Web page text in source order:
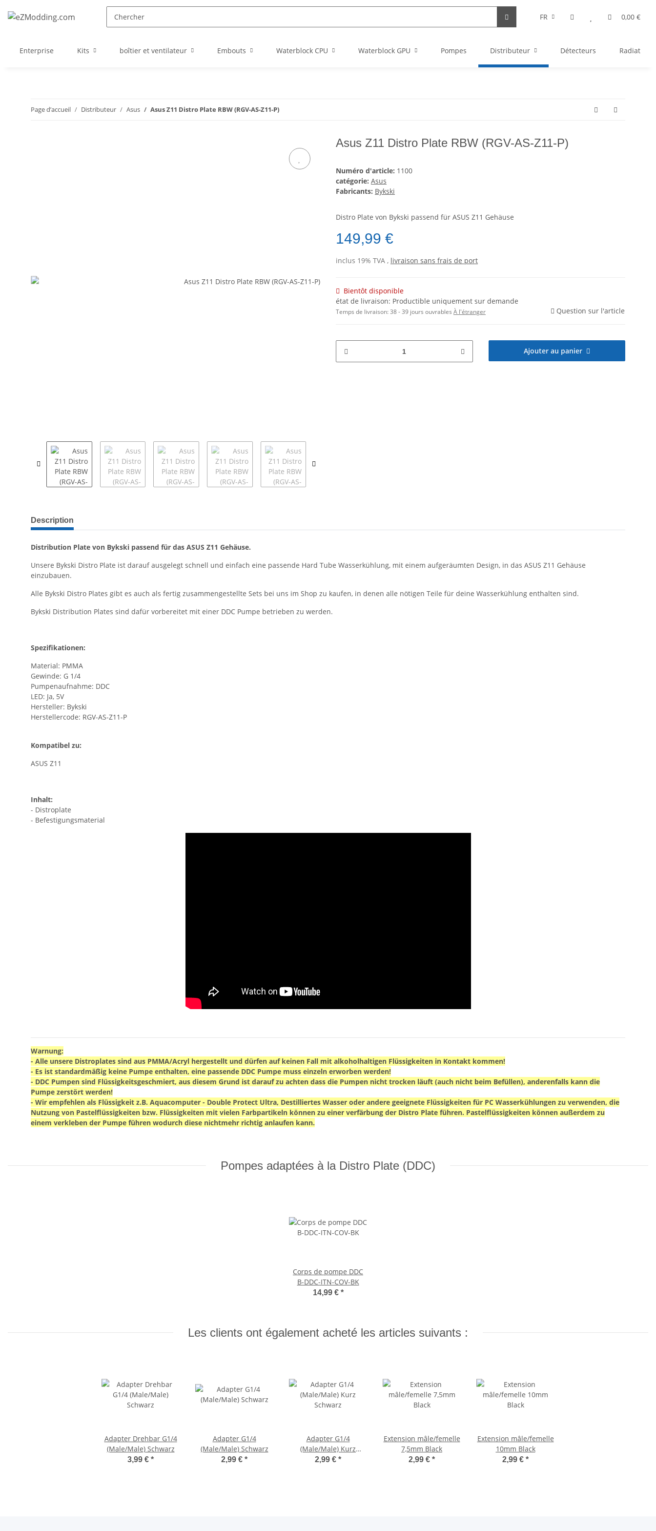
FR 0,00 €
Enterprise Kits boîtier et ventilateur Embouts Waterblock CPU Waterblock GPU Pompes Distributeur Détecteurs Radiateurs
Page d’accueil Distributeur Asus Asus Z11 Distro Plate RBW (RGV-AS-Z11-P)
Asus Z11 Distro Plate RBW (RGV-AS-Z11-P)
Numéro d'article: 1100
catégorie: Asus
Fabricants: Bykski
Distro Plate von Bykski passend für ASUS Z11 Gehäuse
149,99 €
inclus 19% TVA , livraison sans frais de port
Bientôt disponible
état de livraison: Productible uniquement sur demande
Temps de livraison:38 - 39 jours ouvrables À l'étranger Question sur l'article
Ajouter au panier
Description
Distribution Plate von Bykski passend für das ASUS Z11 Gehäuse.
Unsere Bykski Distro Plate ist darauf ausgelegt schnell und einfach eine passende Hard Tube Wasserkühlung, mit einem aufgeräumten Design, in das ASUS Z11 Gehäuse
einzubauen.
Alle Bykski Distro Plates gibt es auch als fertig zusammengestellte Sets bei uns im Shop zu kaufen, in denen alle nötigen Teile für deine Wasserkühlung enthalten sind.
Bykski Distribution Plates sind dafür vorbereitet mit einer DDC Pumpe betrieben zu werden.
Spezifikationen:
Material: PMMA
Gewinde: G 1/4
Pumpenaufnahme: DDC
LED: Ja, 5V
Hersteller: Bykski
Herstellercode: RGV-AS-Z11-P
Kompatibel zu:
ASUS Z11
Inhalt:
- Distroplate
- Befestigungsmaterial
Warnung:
- Alle unsere Distroplates sind aus PMMA/Acryl hergestellt und dürfen auf keinen Fall mit alkoholhaltigen Flüssigkeiten in Kontakt kommen!
- Es ist standardmäßig keine Pumpe enthalten, eine passende DDC Pumpe muss einzeln erworben werden!
- DDC Pumpen sind Flüssigkeitsgeschmiert, aus diesem Grund ist darauf zu achten dass die Pumpen nicht trocken läuft (auch nicht beim Befüllen), anderenfalls kann die
Pumpe zerstört werden!
- Wir empfehlen als Flüssigkeit z.B. Aquacomputer - Double Protect Ultra, Destilliertes Wasser oder andere geeignete Flüssigkeiten für PC Wasserkühlungen zu verwenden, die
Nutzung von Pastelflüssigkeiten bzw. Flüssigkeiten mit vielen Farbpartikeln können zu einer verfärbung der Distro Plate führen. Pastelflüssigkeiten können außerdem zu
einem verkleben der Pumpe führen wodurch diese nichtmehr richtig anlaufen kann.
Pompes adaptées à la Distro Plate (DDC)
Corps de pompe DDC
B-DDC-ITN-COV-BK
14,99 € *
Les clients ont également acheté les articles suivants :
Adapter Drehbar G1/4
(Male/Male) Schwarz
3,99 € *
Adapter G1/4
(Male/Male) Schwarz
2,99 € *
Adapter G1/4
(Male/Male) Kurz
Schwarz
2,99 € *
Extension mâle/femelle
7,5mm Black
2,99 € *
Extension mâle/femelle
10mm Black
2,99 € *